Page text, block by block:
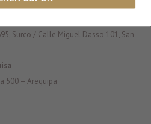
Store
Surco / Calle Miguel Dasso 101, San
500 – Arequipa